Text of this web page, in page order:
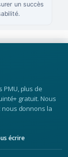
un succès
plus de
gratuit. Nous
nous donnons la
écrire